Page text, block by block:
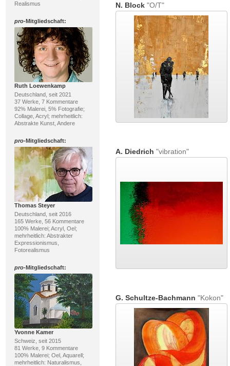
Realismus
pro-Mitgliedschaft:
Ruth Loewenkamp
Deutschland, seit 2021
37 Werke, 7 Kommentare
92% Malerei, 5% Fotografie;
Collage, Acryl; mehrheitlich:
Abstrakte Kunst, Andere
pro-Mitgliedschaft:
Thomas Steyer
Deutschland, seit 2016
165 Werke, 56 Kommentare
100% Malerei; Acryl, Oel;
mehrheitlich: Abstrakter
Expressionismus,
Fotorealismus
pro-Mitgliedschaft:
Yvonne Kamer
Schweiz, seit 2015
81 Werke, 9 Kommentare
100% Malerei; Oel, Aquarell;
mehrheitlich: Naturalismus,
N. Block"O/T"
A. Diedrich "vibration"
G. Schultze-Bachmann "Kokon"